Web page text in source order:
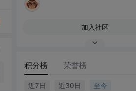
加入社区
积分榜 荣誉榜
近7日 近30日 至今